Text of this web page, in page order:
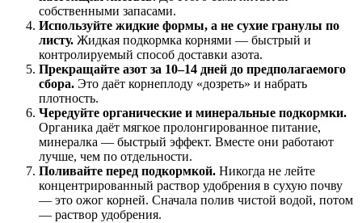
собственными запасами.
Используйте жидкие формы, а не сухие гранулы по
листу. Жидкая подкормка корнями — быстрый и
контролируемый способ доставки азота.
Прекращайте азот за 10–14 дней до предполагаемого
сбора. Это даёт корнеплоду «дозреть» и набрать
плотность.
Чередуйте органические и минеральные подкормки.
Органика даёт мягкое пролонгированное питание,
минералка — быстрый эффект. Вместе они работают
лучше, чем по отдельности.
Поливайте перед подкормкой. Никогда не лейте
концентрированный раствор удобрения в сухую почву
— это ожог корней. Сначала полив чистой водой, потом
— раствор удобрения.